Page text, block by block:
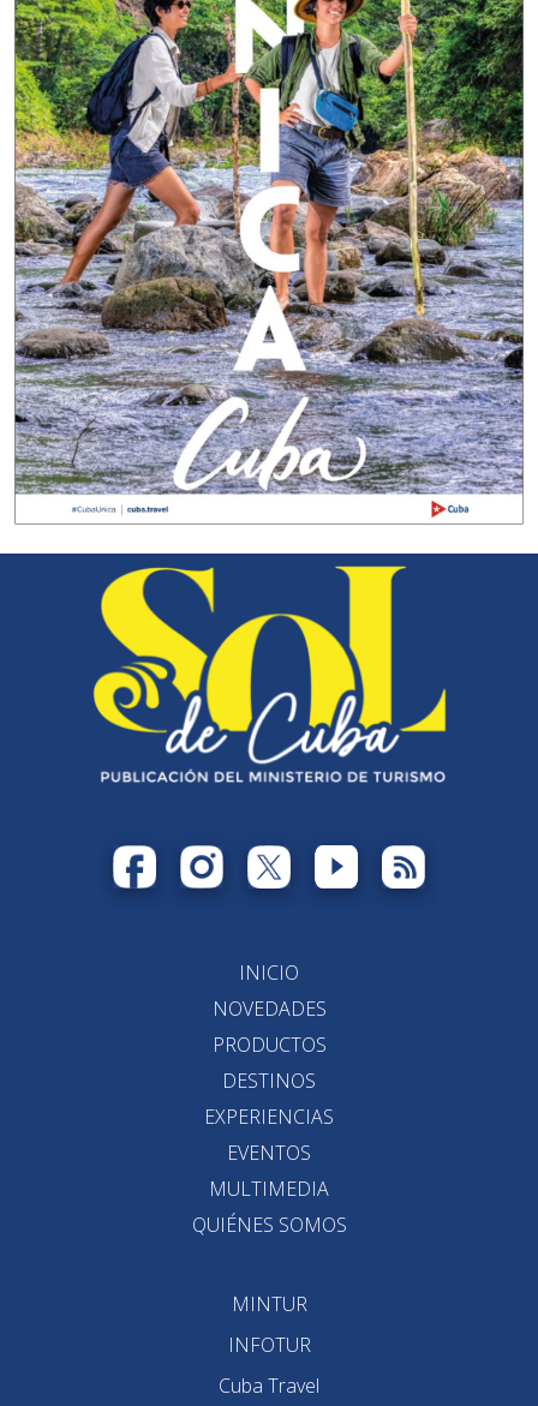
INICIO
NOVEDADES
PRODUCTOS
DESTINOS
EXPERIENCIAS
EVENTOS
MULTIMEDIA
QUIÉNES SOMOS
MINTUR
INFOTUR
Cuba Travel